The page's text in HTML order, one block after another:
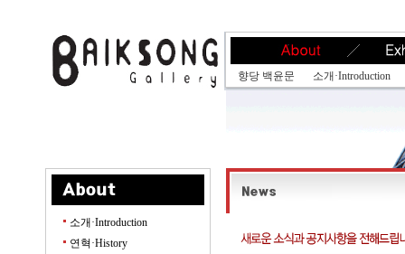
향당 백윤문 소개·Introduction
소개·Introduction
연혁·History